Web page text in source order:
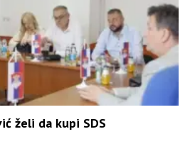
želi da kupi SDS